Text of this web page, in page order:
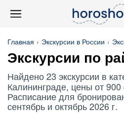
Главная Экскурсии в России
Экскурсии по
Найдено 23 экскурсии в
Калининграде, цены от
Расписание для
сентябрь и октябрь 2026 г.